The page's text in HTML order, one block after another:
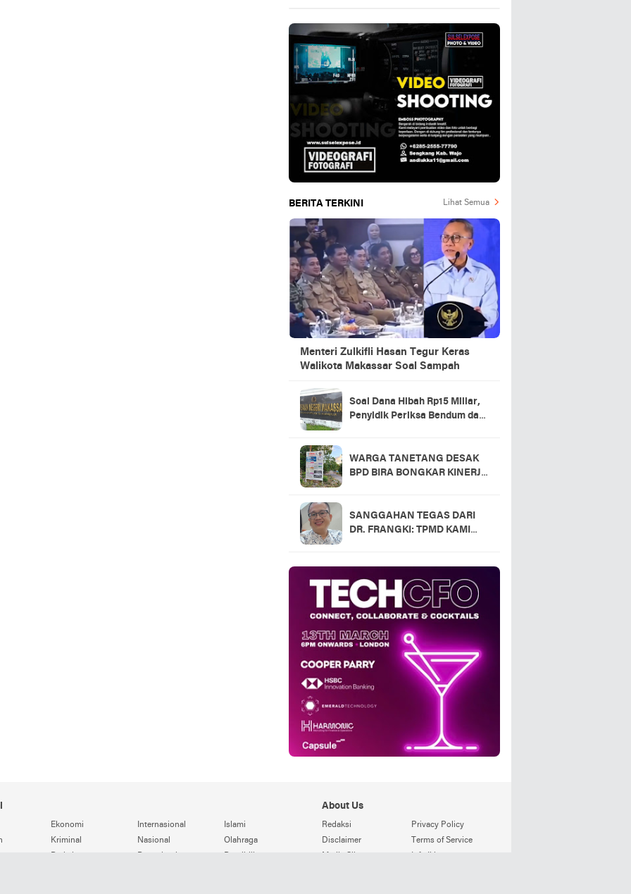
BERITA TERKINI Lihat Semua
Menteri Zulkifli Hasan Tegur Keras
Walikota Makassar Soal Sampah
Soal Dana Hibah Rp15 Miliar,
Penyidik Periksa Bendum dan
WARGA TANETANG DESAK
BPD BIRA BONGKAR KINERJA
DESA?
SANGGAHAN TEGAS DARI
DR. FRANGKI: TPMD KAMI
Ekonomi Internasional
Islami
Kriminal Nasional
Olahraga
About Us
Redaksi
Privacy Policy
Disclaimer
Terms of Service